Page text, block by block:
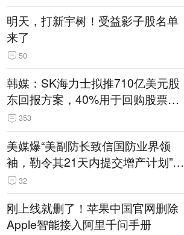
明天，打新宇树！受益影子股名单
来了
50
韩媒：SK海力士拟推710亿美元股
东回报方案，40%用于回购股票，
相当于美股发行规模
353
美媒爆“美副防长致信国防业界领
袖，勒令其21天内提交增产计划”，
五角大楼回应
32
刚上线就删了！苹果中国官网删除
Apple智能接入阿里千问手册